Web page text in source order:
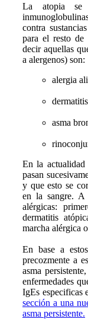
La atopia se
contra
para el resto de
decir aquellas
a alergenos) son:
alergia
asma
En la actualidad
pasan
y que esto se
en la sangre. A
alérgicas:
dermatitis
marcha alérgica
En base a
precozmente a
asma
enfermedades
IgEs especificas
sección a una
asma persistente.